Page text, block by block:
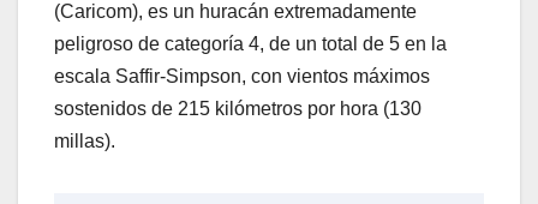
(Caricom), es un huracán extremadamente
peligroso de categoría 4, de un total de 5 en la
escala Saffir-Simpson, con vientos máximos
sostenidos de 215 kilómetros por hora (130
millas).